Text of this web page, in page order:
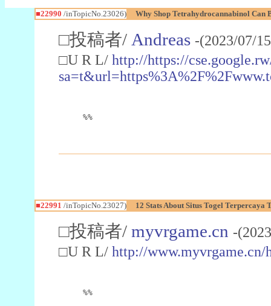
■22990 /inTopicNo.23026) Why Shop Tetrahydrocannabinol Can
□投稿者/ Andreas -(2023/07/
□U R L/ http://https://
%%
■22991 /inTopicNo.23027) 12 Stats About Situs Togel Terpercaya
□投稿者/ myvrgame.cn -
□U R L/ http://www.myvrgame.cn/
%%